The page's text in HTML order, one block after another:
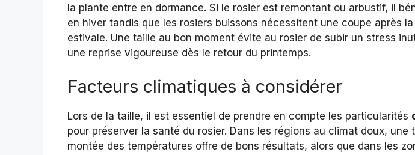
la plante entre en dormance. Si le rosier est remontant ou arbustif, il
en hiver tandis que les rosiers buissons nécessitent une coupe après
estivale. Une taille au bon moment évite au rosier de subir un stress
une reprise vigoureuse dès le retour du printemps.
Facteurs climatiques à considérer
Lors de la taille, il est essentiel de prendre en compte les particularités
pour préserver la santé du rosier. Dans les régions au climat doux, une
montée des températures offre de bons résultats, alors que dans les